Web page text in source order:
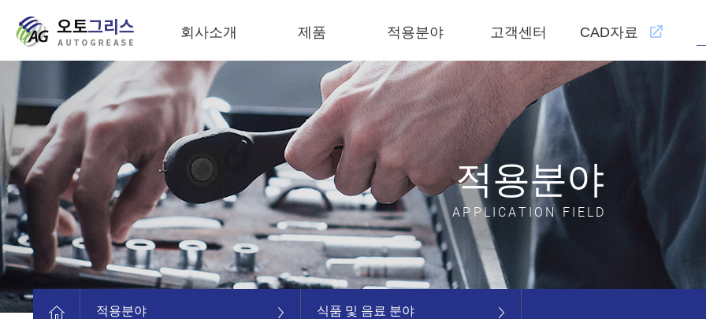
회사소개 제품 적용분야 고객센터 CAD자료
적용분야
APPLICATION FIELD
적용분야 식품 및 음료 분야